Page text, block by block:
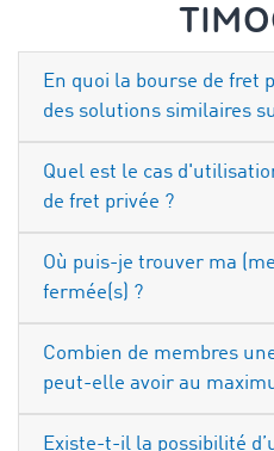
En quoi la bourse de fret
des solutions similaires
Quel est le cas
de fret privée ?
Où puis-je trouver ma
fermée(s) ?
Combien de membres
peut-elle avoir au
Existe-t-il la possibilité